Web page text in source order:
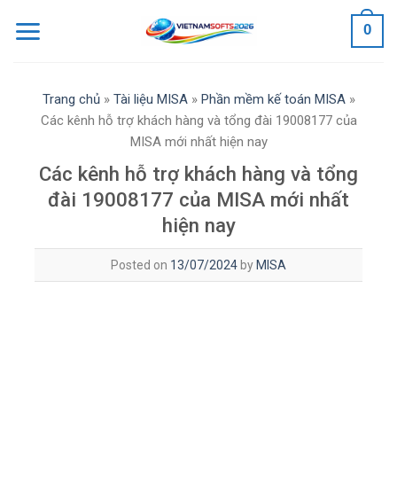
0
Trang chủ» Tài liệu MISA» Phần mềm kế toán MISA»
Các kênh hỗ trợ khách hàng và tổng đài 19008177 của
MISA mới nhất hiện nay
Các kênh hỗ trợ khách hàng và tổng
đài 19008177 của MISA mới nhất
hiện nay
Posted on 13/07/2024 by MISA